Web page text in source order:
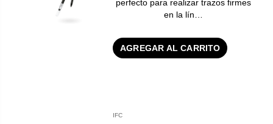
perfecto para realizar trazos firmes
en la lín…
AGREGAR AL CARRITO
IFC